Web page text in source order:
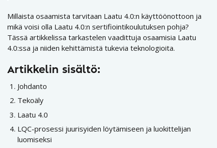
Millaista osaamista tarvitaan Laatu 4.0:n käyttöönottoon ja
mikä voisi olla Laatu 4.0:n sertifiointikoulutuksen pohja?
Tässä artikkelissa tarkastelen vaadittuja osaamisia Laatu
4.0:ssa ja niiden kehittämistä tukevia teknologioita.
Artikkelin sisältö:
Johdanto
Tekoäly
Laatu 4.0
LQC-prosessi juurisyiden löytämiseen ja luokittelijan
luomiseksi